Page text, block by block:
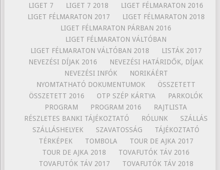
LIGET 7
LIGET 7 2018
LIGET FÉLMARATON 2016
LIGET FÉLMARATON 2017
LIGET FÉLMARATON 2018
LIGET FÉLMARATON PÁRBAN 2016
LIGET FÉLMARATON VÁLTÓBAN
LIGET FÉLMARATON VÁLTÓBAN 2018
LISTÁK 2017
NEVEZÉSI DÍJAK 2016
NEVEZÉSI HATÁRIDŐK, DÍJAK
NEVEZÉSI INFÓK
NORIKÁÉRT
NYOMTATHATÓ DOKUMENTUMOK
ÖSSZETETT
ÖSSZETETT 2016
OTP SZÉP KÁRTYA
PARKOLÓK
PROGRAM
PROGRAM 2016
RAJTLISTA
RÉSZLETES BANKI TÁJÉKOZTATÓ
RÓLUNK
SZÁLLÁS
SZÁLLÁSHELYEK
SZAVATOSSÁG
TÁJÉKOZTATÓ
TÉRKÉPEK
TOMBOLA
TOUR DE AJKA 2017
TOUR DE AJKA 2018
TOVAFUTÓK TÁV 2016
TOVAFUTÓK TÁV 2017
TOVAFUTÓK TÁV 2018